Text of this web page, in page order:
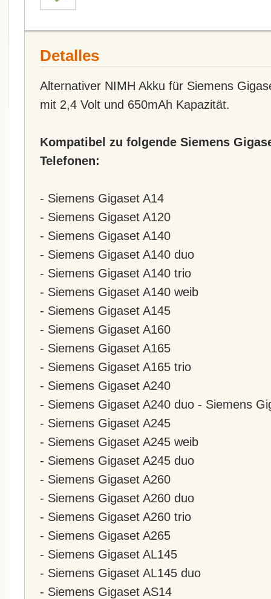
Detalles
Alternativer NIMH Akku für Siemens
mit 2,4 Volt und 650mAh Kapazität.
Kompatibel zu folgende Siemens
Telefonen:
- Siemens Gigaset A14
- Siemens Gigaset A120
- Siemens Gigaset A140
- Siemens Gigaset A140 duo
- Siemens Gigaset A140 trio
- Siemens Gigaset A140 weib
- Siemens Gigaset A145
- Siemens Gigaset A160
- Siemens Gigaset A165
- Siemens Gigaset A165 trio
- Siemens Gigaset A240
- Siemens Gigaset A240 duo - Siemens
- Siemens Gigaset A245
- Siemens Gigaset A245 weib
- Siemens Gigaset A245 duo
- Siemens Gigaset A260
- Siemens Gigaset A260 duo
- Siemens Gigaset A260 trio
- Siemens Gigaset A265
- Siemens Gigaset AL145
- Siemens Gigaset AL145 duo
- Siemens Gigaset AS14